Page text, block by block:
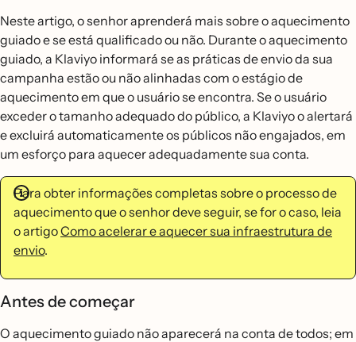
Neste artigo, o senhor aprenderá mais sobre o aquecimento
guiado e se está qualificado ou não. Durante o aquecimento
guiado, a Klaviyo informará se as práticas de envio da sua
campanha estão ou não alinhadas com o estágio de
aquecimento em que o usuário se encontra. Se o usuário
exceder o tamanho adequado do público, a Klaviyo o alertará
e excluirá automaticamente os públicos não engajados, em
um esforço para aquecer adequadamente sua conta.
Para obter informações completas sobre o processo de
aquecimento que o senhor deve seguir, se for o caso, leia
o artigoComo acelerar e aquecer sua infraestrutura de
envio.
Antes de começar
O aquecimento guiado não aparecerá na conta de todos; em